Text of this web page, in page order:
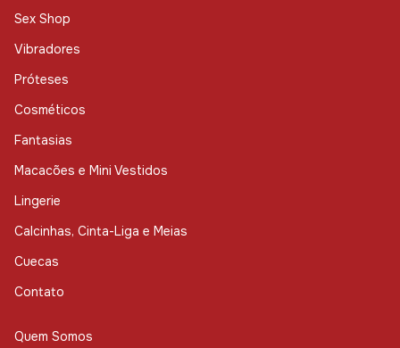
Sex Shop
Vibradores
Próteses
Cosméticos
Fantasias
Macacões e Mini Vestidos
Lingerie
Calcinhas, Cinta-Liga e Meias
Cuecas
Contato
Quem Somos